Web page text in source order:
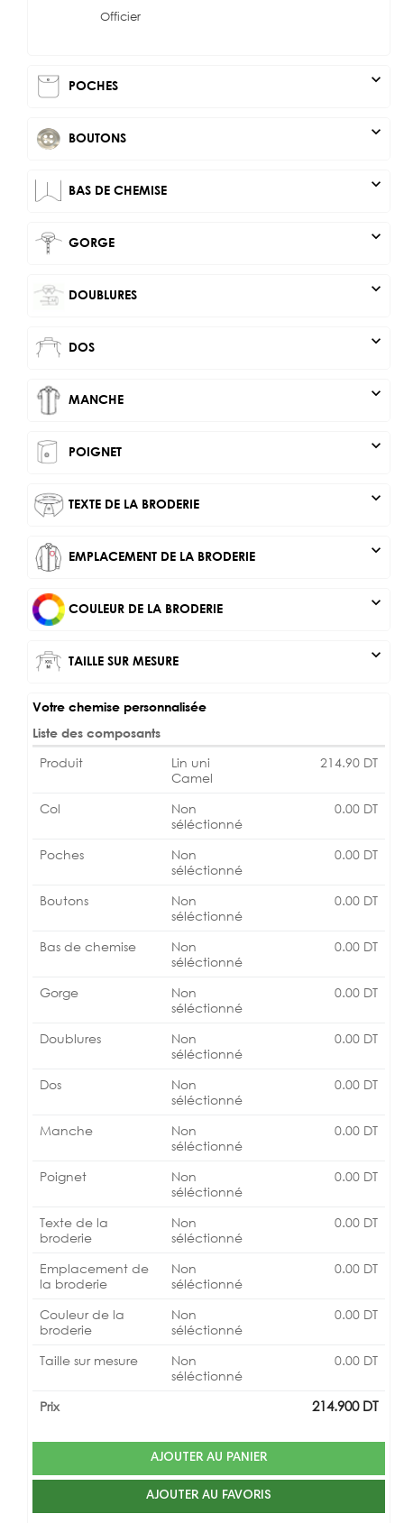
Officier
POCHES expand_more
BOUTONS expand_more
BAS DE CHEMISE expand_more
GORGE expand_more
DOUBLURES expand_more
DOS expand_more
MANCHE expand_more
POIGNET expand_more
TEXTE DE LA BRODERIE expand_more
EMPLACEMENT DE LA BRODERIE expand_more
COULEUR DE LA BRODERIE expand_more
TAILLE SUR MESURE expand_more
Votre chemise personnalisée
Liste des composants
Produit
Lin uni
Camel
214.90 DT
Col
Non
séléctionné
0.00 DT
Poches
Non
séléctionné
0.00 DT
Boutons
Non
séléctionné
0.00 DT
Bas de chemise
Non
séléctionné
0.00 DT
Gorge
Non
séléctionné
0.00 DT
Doublures
Non
séléctionné
0.00 DT
Dos
Non
séléctionné
0.00 DT
Manche
Non
séléctionné
0.00 DT
Poignet
Non
séléctionné
0.00 DT
Texte de la
broderie
Non
séléctionné
0.00 DT
Emplacement de
la broderie
Non
séléctionné
0.00 DT
Couleur de la
broderie
Non
séléctionné
0.00 DT
Taille sur mesure
Non
séléctionné
0.00 DT
Prix 214.900DT
AJOUTER AU PANIER
AJOUTER AU FAVORIS